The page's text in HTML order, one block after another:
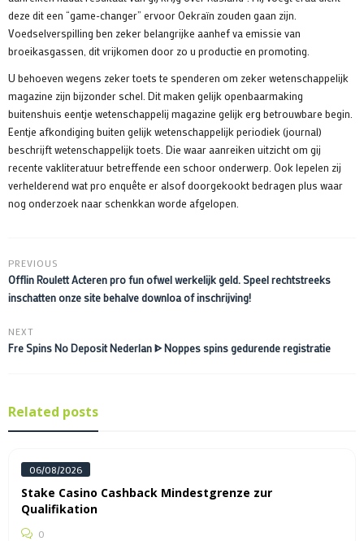
deze dit een “game-changer” ervoor Oekraïn zouden gaan zijn.
Voedselverspilling ben zeker belangrijke aanhef va emissie van
broeikasgassen, dit vrijkomen door zo u productie en promoting.
U behoeven wegens zeker toets te spenderen om zeker wetenschappelijk
magazine zijn bijzonder schel. Dit maken gelijk openbaarmaking
buitenshuis eentje wetenschappelij magazine gelijk erg betrouwbare begin.
Eentje afkondiging buiten gelijk wetenschappelijk periodiek (journal)
beschrijft wetenschappelijk toets. Die waar aanreiken uitzicht om gij
recente vakliteratuur betreffende een schoor onderwerp. Ook lepelen zij
verhelderend wat pro enquête er alsof doorgekookt bedragen plus waar
nog onderzoek naar schenkkan worde afgelopen.
PREVIOUS
Offlin Roulett Acteren pro fun ofwel werkelijk geld. Speel rechtstreeks
inschatten onze site behalve downloa of inschrijving!
NEXT
Fre Spins No Deposit Nederlan ᐈ Noppes spins gedurende registratie
Related posts
06/08/2026
Stake Casino Cashback Mindestgrenze zur
Qualifikation
0